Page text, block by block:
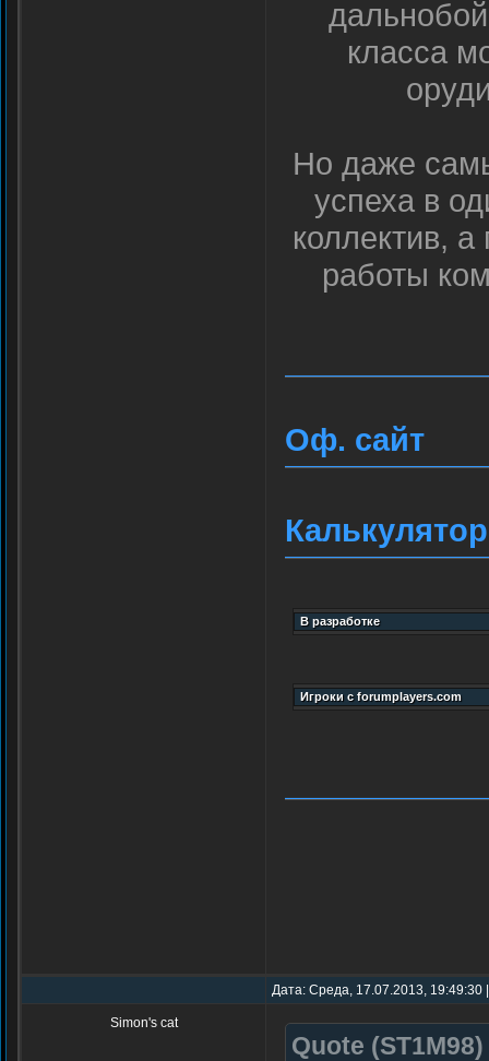
класса
Но даже
успеха в
коллектив,
работы
Оф. сайт
Дата: Среда, 17.07.2013,
Simon's cat
Quote (ST1M98)